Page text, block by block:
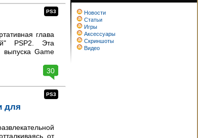
Новости
Статьи
Игры
Аксессуары
Скриншоты
Видео
PS3
глава
PSP2. Эта
Game
30
PS3
для
от